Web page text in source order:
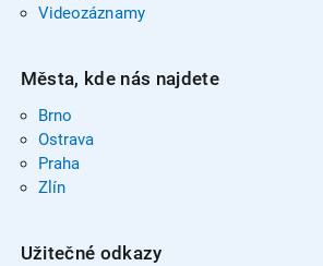
Videozáznamy
Města, kde nás najdete
Brno
Ostrava
Praha
Zlín
Užitečné odkazy